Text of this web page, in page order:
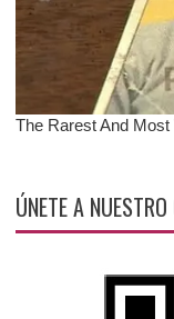
ÚNETE A